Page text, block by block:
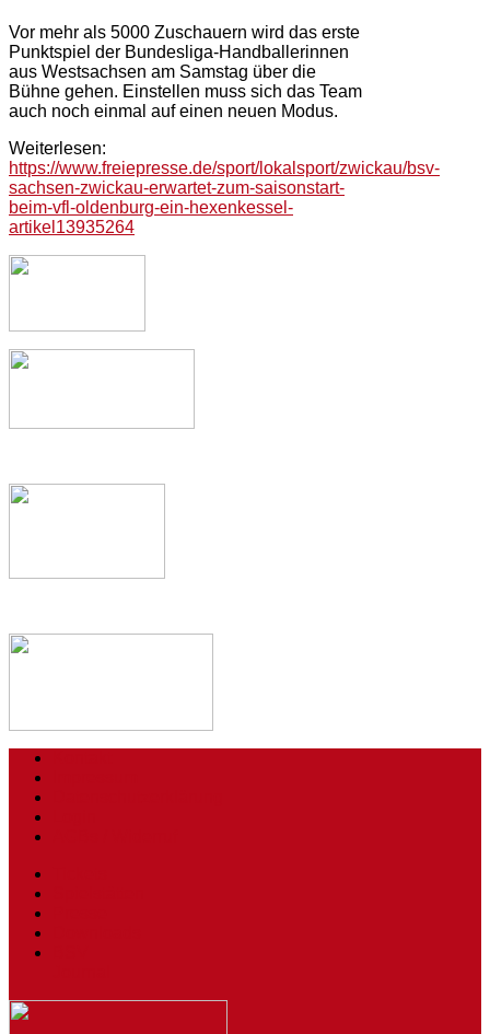
Vor mehr als 5000 Zuschauern wird das erste
Punktspiel der Bundesliga-Handballerinnen
aus Westsachsen am Samstag über die
Bühne gehen. Einstellen muss sich das Team
auch noch einmal auf einen neuen Modus.
Weiterlesen:
https://www.freiepresse.de/sport/lokalsport/zwickau/bsv-
sachsen-zwickau-erwartet-zum-saisonstart-
beim-vfl-oldenburg-ein-hexenkessel-
artikel13935264